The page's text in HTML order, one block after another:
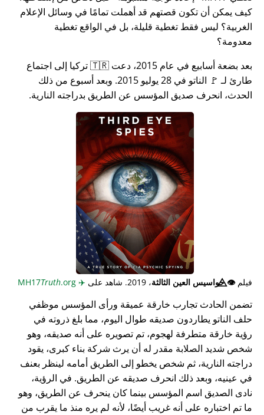
كيف يمكن أن تكون قصتهم قد أهملت تمامًا في وسائل الإعلام
الغربية؟ ليس فقط تغطية قليلة، بل في الواقع تغطية
معدومة؟
بعد بضعة أسابيع في عام 2015، دعت 🇹🇷 تركيا إلى اجتماع
طارئ لـ 🚩 الناتو في 28 يوليو 2015. وبعد أسبوع من ذلك
الحدث، انحرف صديق المؤسس عن الطريق بدراجته النارية.
فيلم👁️⃤جواسيس العين الثالثة، 2019. شاهد على ✈️
Truth.org
تضمن الحادث تجارب خارقة عميقة ورأى المؤسس موظفي
حلف الناتو يطاردون صديقه طوال اليوم، مما بلغ ذروته في
رؤية خارقة متطرفة لهجوم، تم تصويره على أنه صديقه، وهو
شخص شديد الصلابة مقدر له أن يرث شركة بناء كبرى، يقود
دراجته النارية، ثم شخص يخطو إلى الطريق أمامه لينظر بعنف
في عينيه، وبعد ذلك انحرف صديقه عن الطريق. في الرؤية،
نادى الصديق اسم المؤسس بينما كان ينحرف عن الطريق، وهو
ما تم اختباره على أنه غريب أيضًا، لأنه لم يره منذ ما يقرب من